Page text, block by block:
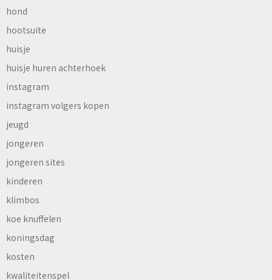
hond
hootsuite
huisje
huisje huren achterhoek
instagram
instagram volgers kopen
jeugd
jongeren
jongeren sites
kinderen
klimbos
koe knuffelen
koningsdag
kosten
kwaliteitenspel